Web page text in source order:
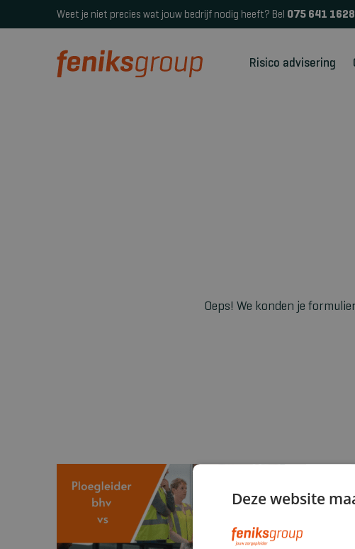
Weet je niet precies wat jouw bedrijf nodig heeft? Bel 075 641 1628
Risico advisering
Oeps! We konden je
Deze website